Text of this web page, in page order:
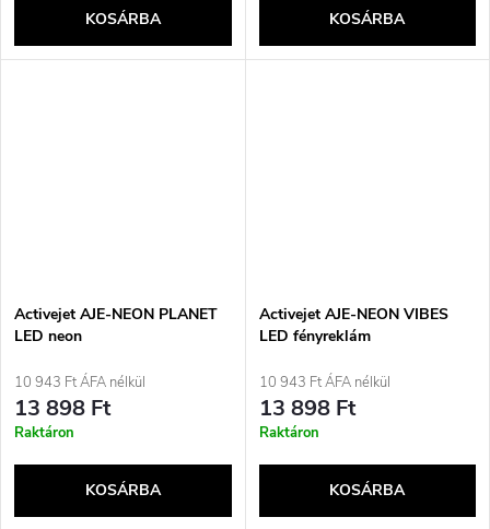
KOSÁRBA KOSÁRBA
Activejet AJE-NEON PLANET
LED neon
10 943 Ft ÁFA nélkül
13 898 Ft
Raktáron
KOSÁRBA
Activejet AJE-NEON VIBES
LED fényreklám
10 943 Ft ÁFA nélkül
13 898 Ft
Raktáron
KOSÁRBA